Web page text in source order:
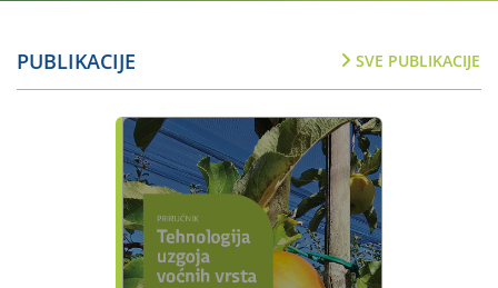
SVE PUBLIKACIJE
PUBLIKACIJE